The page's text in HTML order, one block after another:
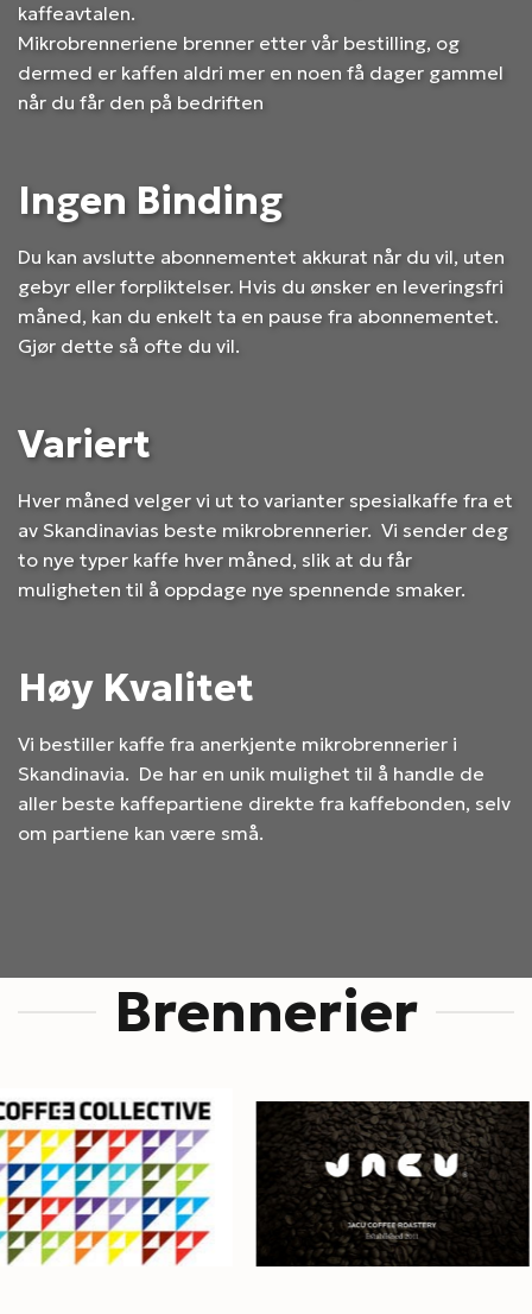
kaffeavtalen.
Mikrobrenneriene brenner etter vår bestilling, og
dermed er kaffen aldri mer en noen få dager gammel
når du får den på bedriften
Ingen Binding
Du kan avslutte abonnementet akkurat når du vil, uten
gebyr eller forpliktelser. Hvis du ønsker en leveringsfri
måned, kan du enkelt ta en pause fra abonnementet.
Gjør dette så ofte du vil.
Variert
Hver måned velger vi ut to varianter spesialkaffe fra et
av Skandinavias beste mikrobrennerier. Vi sender deg
to nye typer kaffe hver måned, slik at du får
muligheten til å oppdage nye spennende smaker.
Høy Kvalitet
Vi bestiller kaffe fra anerkjente mikrobrennerier i
Skandinavia. De har en unik mulighet til å handle de
aller beste kaffepartiene direkte fra kaffebonden, selv
om partiene kan være små.
Brennerier